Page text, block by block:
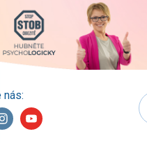
nás: